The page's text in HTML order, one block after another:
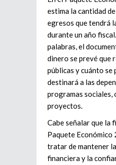
estima la cantidad
egresos que tendrá
durante un año
palabras, el
dinero se prevé que
públicas y cuánto se
destinará a las
programas sociales,
proyectos.
Cabe señalar que la
Paquete Económico
tratar de mantener
financiera y la